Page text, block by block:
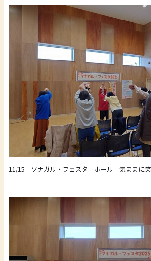
11/15 ツナガル・フェスタ ホール 気ままに笑